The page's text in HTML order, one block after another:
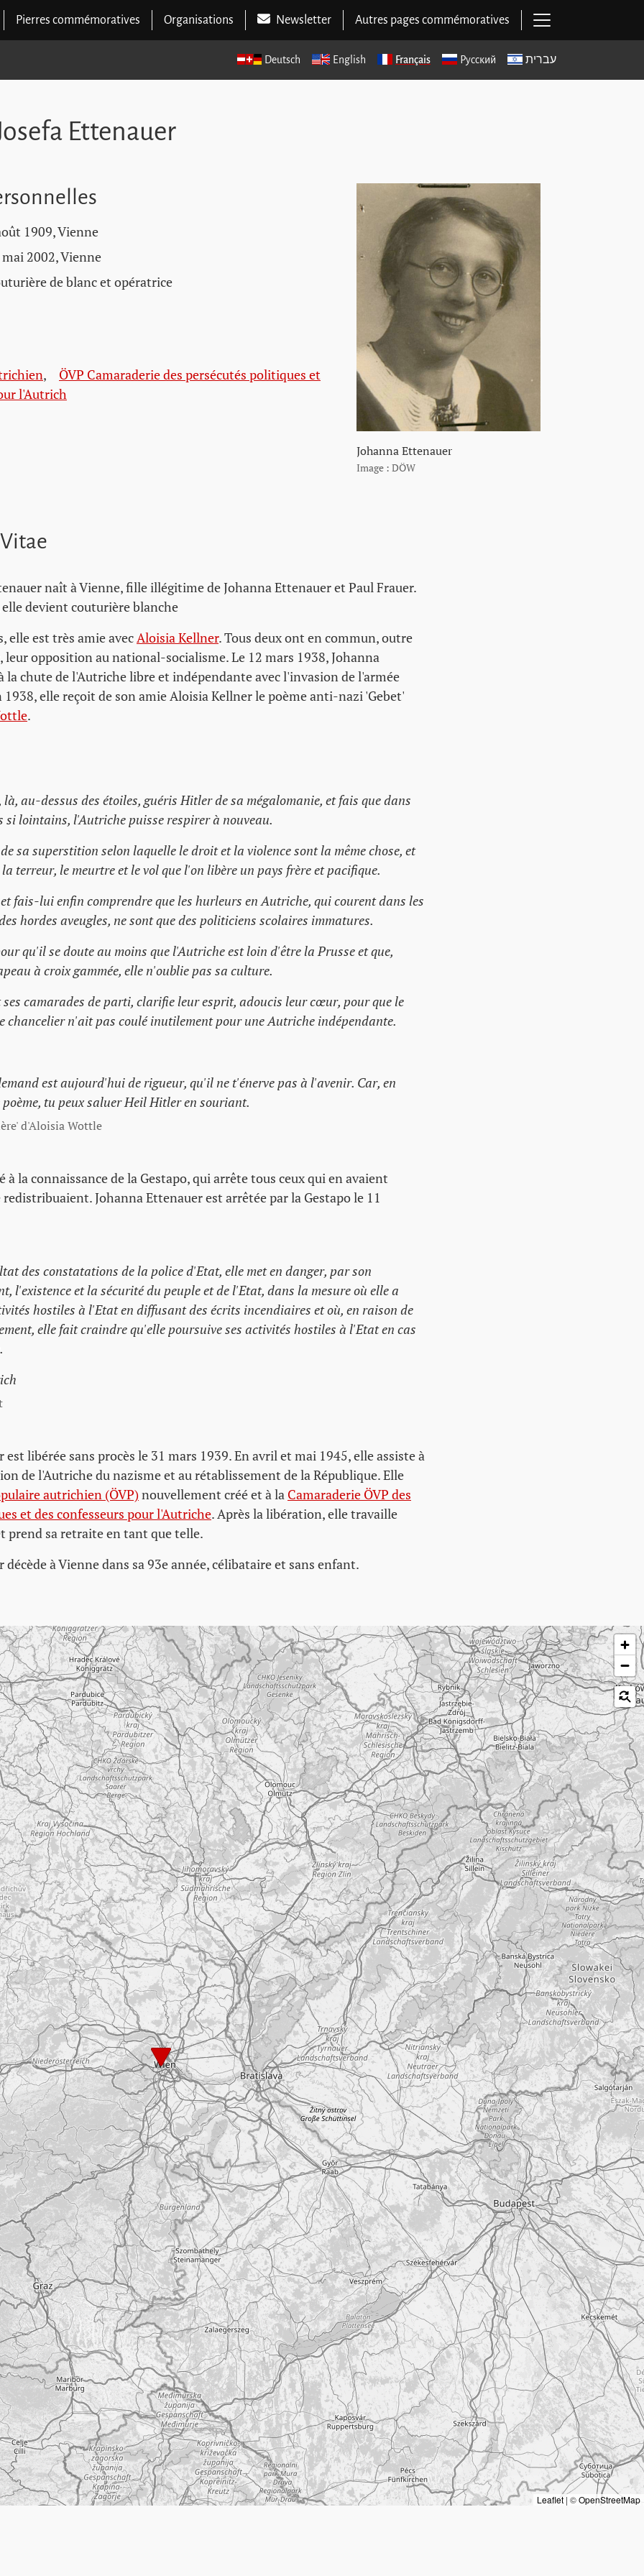
Pierres commémoratives Organisations Newsletter Autres pages commémoratives
Deutsch English Français Русский עברית
Ettenauer
Johanna Ettenauer
Image : DÖW
1909, Vienne
2002, Vienne
de blanc et opératrice
, ÖVP Camaraderie des persécutés politiques et
l'Autrich
naît à Vienne, fille illégitime de Johanna Ettenauer et Paul Frauer.
elle devient couturière blanche
elle est très amie avec Aloisia Kellner. Tous deux ont en commun, outre
opposition au national-socialisme. Le 12 mars 1938, Johanna
la chute de l'Autriche libre et indépendante avec l'invasion de l'armée
elle reçoit de son amie Aloisia Kellner le poème anti-nazi 'Gebet'
.
là, au-dessus des étoiles, guéris Hitler de sa mégalomanie, et fais que dans
si lointains, l'Autriche puisse respirer à nouveau.
sa superstition selon laquelle le droit et la violence sont la même chose, et
terreur, le meurtre et le vol que l'on libère un pays frère et pacifique.
fais-lui enfin comprendre que les hurleurs en Autriche, qui courent dans les
hordes aveugles, ne sont que des politiciens scolaires immatures.
qu'il se doute au moins que l'Autriche est loin d'être la Prusse et que,
à croix gammée, elle n'oublie pas sa culture.
camarades de parti, clarifie leur esprit, adoucis leur cœur, pour que le
chancelier n'ait pas coulé inutilement pour une Autriche indépendante.
est aujourd'hui de rigueur, qu'il ne t'énerve pas à l'avenir. Car, en
poème, tu peux saluer Heil Hitler en souriant.
d'Aloisia Wottle
à la connaissance de la Gestapo, qui arrête tous ceux qui en avaient
Johanna Ettenauer est arrêtée par la Gestapo le 11
des constatations de la police d'Etat, elle met en danger, par son
l'existence et la sécurité du peuple et de l'Etat, dans la mesure où elle a
hostiles à l'Etat en diffusant des écrits incendiaires et où, en raison de
elle fait craindre qu'elle poursuive ses activités hostiles à l'Etat en cas
est libérée sans procès le 31 mars 1939. En avril et mai 1945, elle assiste à
de l'Autriche du nazisme et au rétablissement de la République. Elle
autrichien (ÖVP)nouvellement créé et à la Camaraderie ÖVP des
et des confesseurs pour l'Autriche. Après la libération, elle travaille
prend sa retraite en tant que telle.
décède à Vienne dans sa 93e année, célibataire et sans enfant.
Leaflet | ©OpenStreetMap